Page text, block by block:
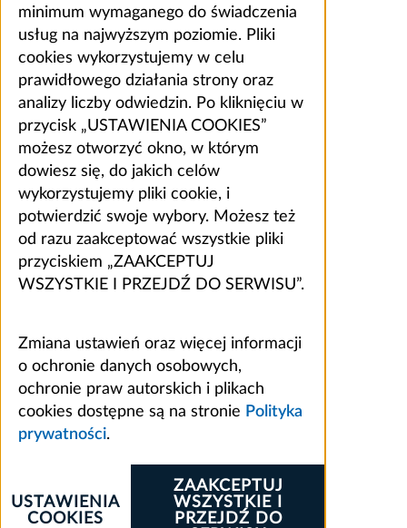
minimum wymaganego do świadczenia
usług na najwyższym poziomie. Pliki
cookies wykorzystujemy w celu
prawidłowego działania strony oraz
analizy liczby odwiedzin. Po kliknięciu w
przycisk „USTAWIENIA COOKIES”
możesz otworzyć okno, w którym
dowiesz się, do jakich celów
wykorzystujemy pliki cookie, i
potwierdzić swoje wybory. Możesz też
od razu zaakceptować wszystkie pliki
przyciskiem „ZAAKCEPTUJ
WSZYSTKIE I PRZEJDŹ DO SERWISU”.
Zmiana ustawień oraz więcej informacji
o ochronie danych osobowych,
ochronie praw autorskich i plikach
cookies dostępne są na stronie Polityka
prywatności.
ZAAKCEPTUJ
WSZYSTKIE I
PRZEJDŹ DO
USTAWIENIA
COOKIES